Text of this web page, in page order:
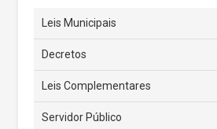
Leis Municipais
Decretos
Leis Complementares
Servidor Público